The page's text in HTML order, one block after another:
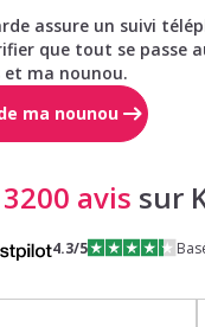
assure un suivi
que tout se passe
ma nounou.
ma nounou
3200 avis sur
4.3/5